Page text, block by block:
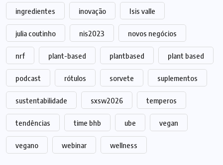
ingredientes inovação Isis valle
julia coutinho nis2023 novos negócios
nrf plant-based plantbased plant based
podcast rótulos sorvete suplementos
sustentabilidade sxsw2026 temperos
tendências time bhb ube vegan
vegano webinar wellness